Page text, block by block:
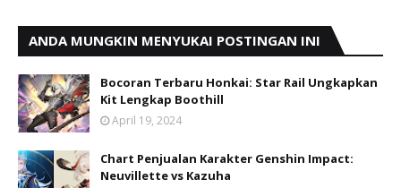
ANDA MUNGKIN MENYUKAI POSTINGAN INI
Bocoran Terbaru Honkai: Star Rail Ungkapkan
Kit Lengkap Boothill
April 19, 2024
Chart Penjualan Karakter Genshin Impact:
Neuvillette vs Kazuha